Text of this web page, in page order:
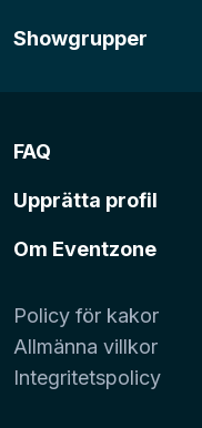
Showgrupper
FAQ
Upprätta profil
Om Eventzone
Policy för kakor
Allmänna villkor
Integritetspolicy